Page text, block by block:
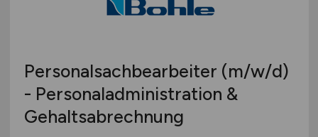
Personalsachbearbeiter (m/w/d)
- Personaladministration &
Gehaltsabrechnung